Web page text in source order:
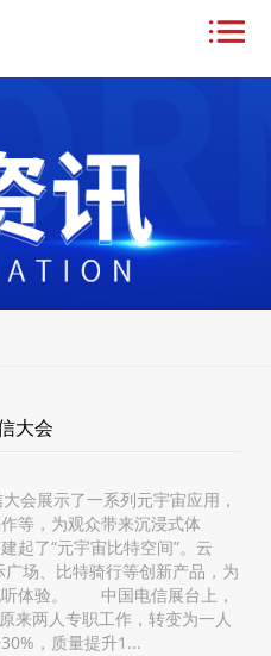
大会
会展示了一系列元宇宙应用，
等，为观众带来沉浸式体
了“元宇宙比特空间”。云
场、比特骑行等创新产品，为
听体验。 中国电信展台上，
来两人专职工作，转变为一人
，质量提升1...